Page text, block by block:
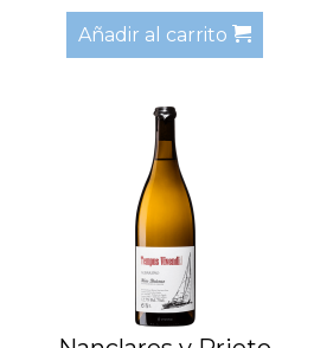
Añadir al carrito